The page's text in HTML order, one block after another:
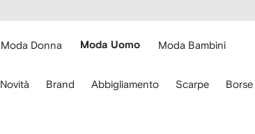
Moda Donna Moda Uomo Moda Bambini
Novità Brand Abbigliamento Scarpe Borse